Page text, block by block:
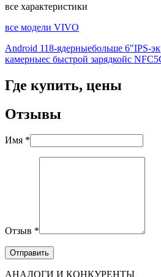
все характеристики
все модели VIVO
Android 118-ядерныебольше 6"IPS-
камерныес быстрой зарядкойс NFC
Где купить, цены
Отзывы
Имя *
Отзыв *
АНАЛОГИ И КОНКУРЕНТЫ